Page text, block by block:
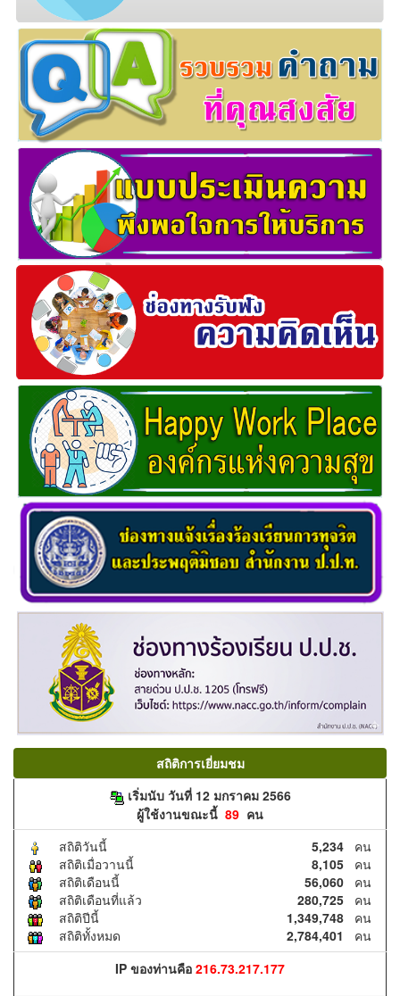
สถิติการเยี่ยมชม
เริ่มนับ วันที่ 12 มกราคม 2566
ผู้ใช้งานขณะนี้ 89 คน
สถิติวันนี้
5,234 คน
สถิติเมื่อวานนี้
8,105 คน
สถิติเดือนนี้
56,060 คน
สถิติเดือนที่แล้ว
280,725 คน
สถิติปีนี้
1,349,748 คน
สถิติทั้งหมด
2,784,401 คน
IP ของท่านคือ 216.73.217.177